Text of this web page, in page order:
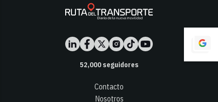
52,000seguidores
Contacto
Nosotros